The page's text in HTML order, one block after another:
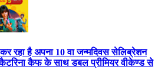
रहा है अपना 10 वा जन्मदिवस सेलिब्रेशन
कैफ के साथ डबल प्रीमियर वीकेण्ड से